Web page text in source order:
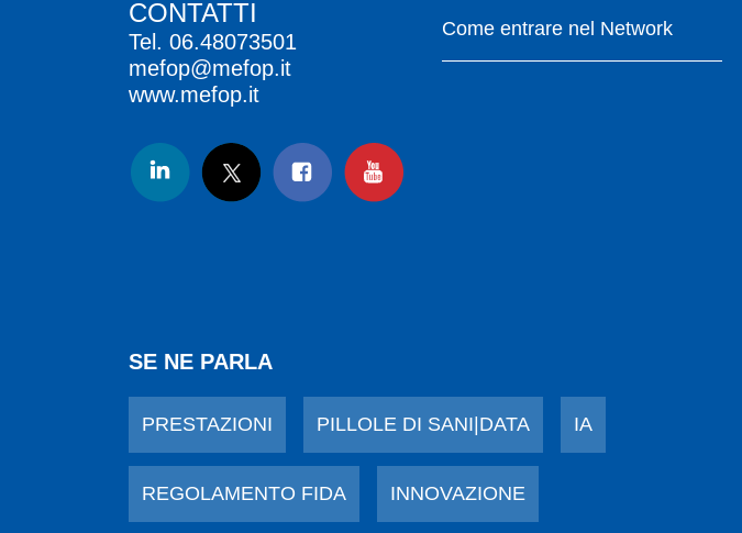
CONTATTI
Tel. 06.48073501
mefop@mefop.it
www.mefop.it
Come entrare nel Network
SE NE PARLA
PRESTAZIONI PILLOLE DI SANI|DATA IA
REGOLAMENTO FIDA INNOVAZIONE